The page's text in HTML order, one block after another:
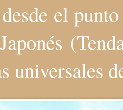
el
universales